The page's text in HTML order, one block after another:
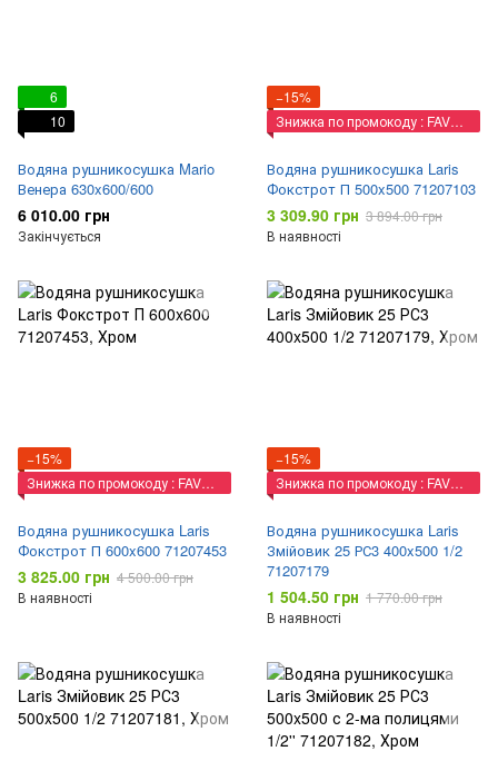
6
10
Водяна рушникосушка Mario
Венера 630x600/600
6 010.00 грн
Закінчується
−15%
Знижка по промокоду : FAVORIT
Водяна рушникосушка Laris
Фокстрот П 500x500 71207103
3 309.90 грн 3 894.00 грн
В наявності
−15%
Знижка по промокоду : FAVORIT
Водяна рушникосушка Laris
Фокстрот П 600x600 71207453
3 825.00 грн 4 500.00 грн
В наявності
−15%
Знижка по промокоду : FAVORIT
Водяна рушникосушка Laris
Змійовик 25 РС3 400x500 1/2
71207179
1 504.50 грн 1 770.00 грн
В наявності